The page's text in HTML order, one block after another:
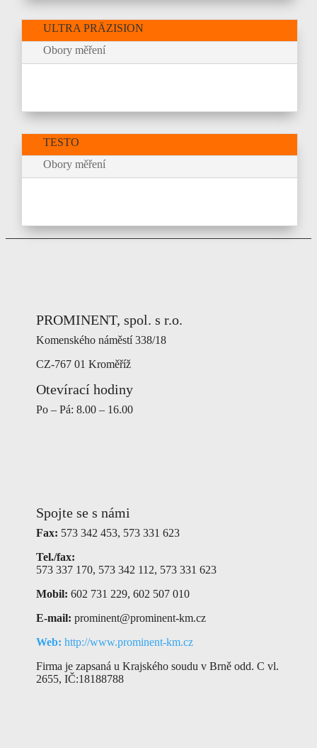
ULTRA PRÄZISION
Obory měření
TESTO
Obory měření
PROMINENT, spol. s r.o.
Komenského náměstí 338/18
CZ-767 01 Kroměříž
Otevírací hodiny
Po – Pá: 8.00 – 16.00
Spojte se s námi
Fax: 573 342 453, 573 331 623
Tel./fax:
573 337 170, 573 342 112, 573 331 623
Mobil: 602 731 229, 602 507 010
E-mail: prominent@prominent-km.cz
Web: http://www.prominent-km.cz
Firma je zapsaná u Krajského soudu v Brně odd. C vl.
2655, IČ:18188788